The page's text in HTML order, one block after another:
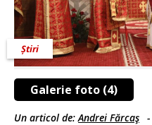
Galerie foto (4)
Știri
Un articol de:Andrei Fărcaş -